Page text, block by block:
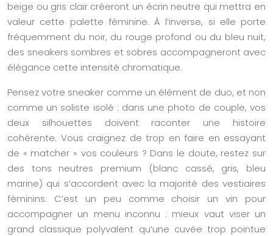
beige ou gris clair créeront un écrin neutre qui mettra en
valeur cette palette féminine. À l’inverse, si elle porte
fréquemment du noir, du rouge profond ou du bleu nuit,
des sneakers sombres et sobres accompagneront avec
élégance cette intensité chromatique.
Pensez votre sneaker comme un élément de duo, et non
comme un soliste isolé : dans une photo de couple, vos
deux silhouettes doivent raconter une histoire
cohérente. Vous craignez de trop en faire en essayant
de « matcher » vos couleurs ? Dans le doute, restez sur
des tons neutres premium (blanc cassé, gris, bleu
marine) qui s’accordent avec la majorité des vestiaires
féminins. C’est un peu comme choisir un vin pour
accompagner un menu inconnu : mieux vaut viser un
grand classique polyvalent qu’une cuvée trop pointue